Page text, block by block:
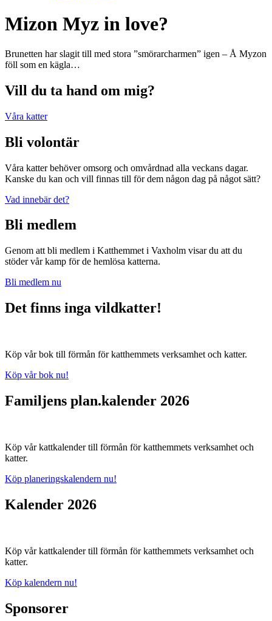
Mizon Myz in love?
Brunetten har slagit till med stora ”smörarcharmen” igen – Å Myzon
föll som en kägla…
Vill du ta hand om mig?
Våra katter
Bli volontär
Våra katter behöver omsorg och omvårdnad alla veckans dagar.
Kanske du kan och vill finnas till för dem någon dag på något sätt?
Vad innebär det?
Bli medlem
Genom att bli medlem i Katthemmet i Vaxholm visar du att du
stöder vår kamp för de hemlösa katterna.
Bli medlem nu
Det finns inga vildkatter!
Köp vår bok till förmån för katthemmets verksamhet och katter.
Köp vår bok nu!
Familjens plan.kalender 2026
Köp vår kattkalender till förmån för katthemmets verksamhet och
katter.
Köp planeringskalendern nu!
Kalender 2026
Köp vår kattkalender till förmån för katthemmets verksamhet och
katter.
Köp kalendern nu!
Sponsorer